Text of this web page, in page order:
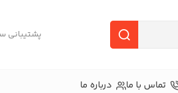
پشتیبانی
تماس با ما درباره ما